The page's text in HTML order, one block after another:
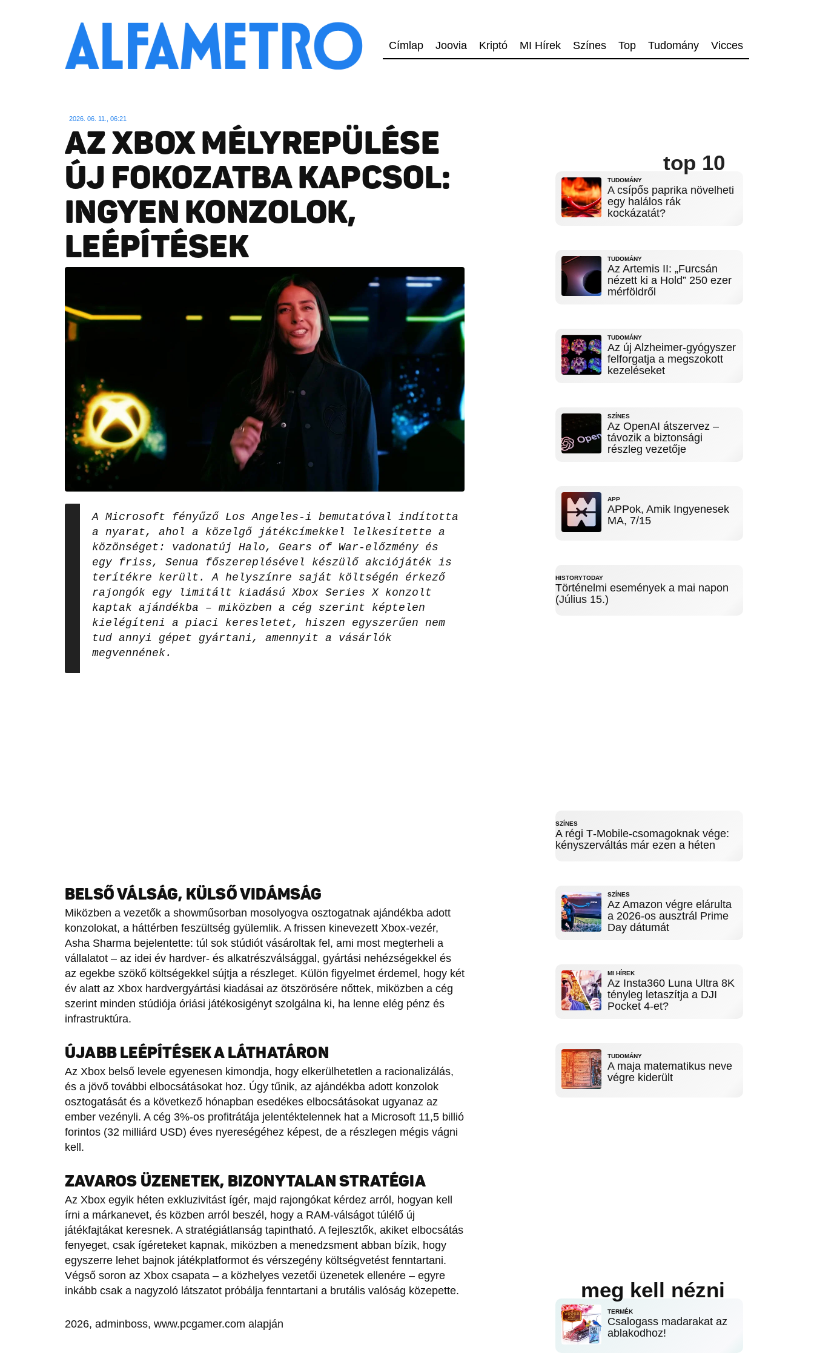
Címlap Joovia Kriptó MI Hírek Színes Top Tudomány Vicces
2026. 06. 11., 06:21
AZ XBOX MÉLYREPÜLÉSE
ÚJ FOKOZATBA KAPCSOL:
INGYEN KONZOLOK,
LEÉPÍTÉSEK
A Microsoft fényűző Los Angeles-i bemutatóval indította
a nyarat, ahol a közelgő játékcímekkel lelkesítette a
közönséget: vadonatúj Halo, Gears of War-előzmény és
egy friss, Senua főszereplésével készülő akciójáték is
terítékre került. A helyszínre saját költségén érkező
rajongók egy limitált kiadású Xbox Series X konzolt
kaptak ajándékba – miközben a cég szerint képtelen
kielégíteni a piaci keresletet, hiszen egyszerűen nem
tud annyi gépet gyártani, amennyit a vásárlók
megvennének.
BELSŐ VÁLSÁG, KÜLSŐ VIDÁMSÁG
Miközben a vezetők a showműsorban mosolyogva osztogatnak ajándékba adott
konzolokat, a háttérben feszültség gyülemlik. A frissen kinevezett Xbox-vezér,
Asha Sharma bejelentette: túl sok stúdiót vásároltak fel, ami most megterheli a
vállalatot – az idei év hardver- és alkatrészválsággal, gyártási nehézségekkel és
az egekbe szökő költségekkel sújtja a részleget. Külön figyelmet érdemel, hogy két
év alatt az Xbox hardvergyártási kiadásai az ötszörösére nőttek, miközben a cég
szerint minden stúdiója óriási játékosigényt szolgálna ki, ha lenne elég pénz és
infrastruktúra.
ÚJABB LEÉPÍTÉSEK A LÁTHATÁRON
Az Xbox belső levele egyenesen kimondja, hogy elkerülhetetlen a racionalizálás,
és a jövő további elbocsátásokat hoz. Úgy tűnik, az ajándékba adott konzolok
osztogatását és a következő hónapban esedékes elbocsátásokat ugyanaz az
ember vezényli. A cég 3%-os profitrátája jelentéktelennek hat a Microsoft 11,5 billió
forintos (32 milliárd USD) éves nyereségéhez képest, de a részlegen mégis vágni
kell.
ZAVAROS ÜZENETEK, BIZONYTALAN STRATÉGIA
Az Xbox egyik héten exkluzivitást ígér, majd rajongókat kérdez arról, hogyan kell
írni a márkanevet, és közben arról beszél, hogy a RAM-válságot túlélő új
játékfajtákat keresnek. A stratégiátlanság tapintható. A fejlesztők, akiket elbocsátás
fenyeget, csak ígéreteket kapnak, miközben a menedzsment abban bízik, hogy
egyszerre lehet bajnok játékplatformot és vérszegény költségvetést fenntartani.
Végső soron az Xbox csapata – a közhelyes vezetői üzenetek ellenére – egyre
inkább csak a nagyzoló látszatot próbálja fenntartani a brutális valóság közepette.
2026, adminboss, www.pcgamer.com alapján
top 10
TUDOMÁNY
A csípős paprika növelheti
egy halálos rák
kockázatát?
TUDOMÁNY
Az Artemis II: „Furcsán
nézett ki a Hold” 250 ezer
mérföldről
TUDOMÁNY
Az új Alzheimer-gyógyszer
felforgatja a megszokott
kezeléseket
SZÍNES
Az OpenAI átszervez –
távozik a biztonsági
részleg vezetője
APP
APPok, Amik Ingyenesek
MA, 7/15
HISTORYTODAY
Történelmi események a mai napon
(Július 15.)
SZÍNES
A régi T‑Mobile-csomagoknak vége:
kényszerváltás már ezen a héten
SZÍNES
Az Amazon végre elárulta
a 2026-os ausztrál Prime
Day dátumát
MI HÍREK
Az Insta360 Luna Ultra 8K
tényleg letaszítja a DJI
Pocket 4-et?
TUDOMÁNY
A maja matematikus neve
végre kiderült
meg kell nézni
TERMÉK
Csalogass madarakat az
ablakodhoz!